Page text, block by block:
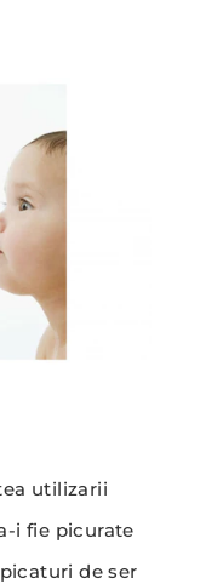
utilizarii
i fie picurate
de ser